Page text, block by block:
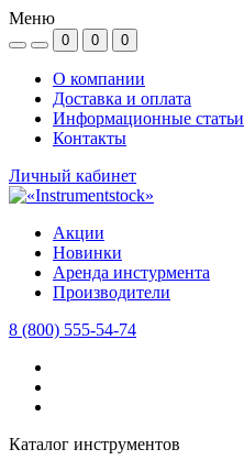
Меню
0 0 0
О компании
Доставка и оплата
Информационные статьи
Контакты
Личный кабинет
Акции
Новинки
Аренда инстурмента
Производители
8 (800) 555-54-74
Каталог инструментов